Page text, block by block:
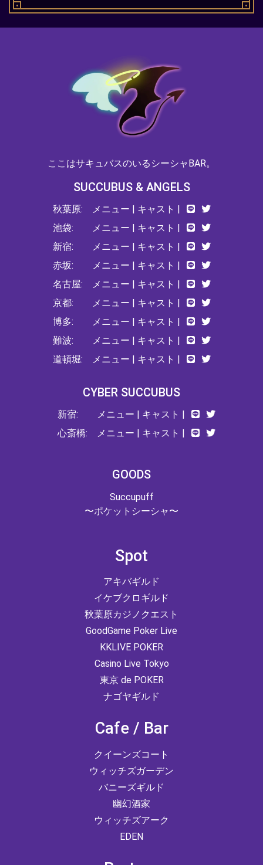
ここはサキュバスのいるシーシャBAR。
SUCCUBUS & ANGELS
秋葉原:
池袋:
新宿:
赤坂:
名古屋:
京都:
博多:
難波:
道頓堀:
メニュー | キャスト |
メニュー | キャスト |
メニュー | キャスト |
メニュー | キャスト |
メニュー | キャスト |
メニュー | キャスト |
メニュー | キャスト |
メニュー | キャスト |
メニュー | キャスト |
CYBER SUCCUBUS
新宿:
心斎橋:
メニュー キャスト
メニュー
キャスト
GOODS
Succupuff
〜ポケットシーシャ〜
Spot
アキバギルド
イケブクロギルド
秋葉原カジノクエスト
GoodGame Poker Live
KKLIVE POKER
Casino Live Tokyo
東京 de POKER
ナゴヤギルド
Cafe / Bar
クイーンズコート
ウィッチズガーデン
バニーズギルド
幽幻酒家
ウィッチズアーク
EDEN